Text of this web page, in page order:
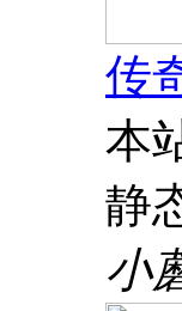
传
本
静
小